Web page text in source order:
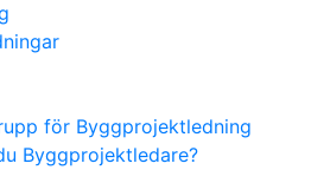
för Byggprojektledning
Byggprojektledare?